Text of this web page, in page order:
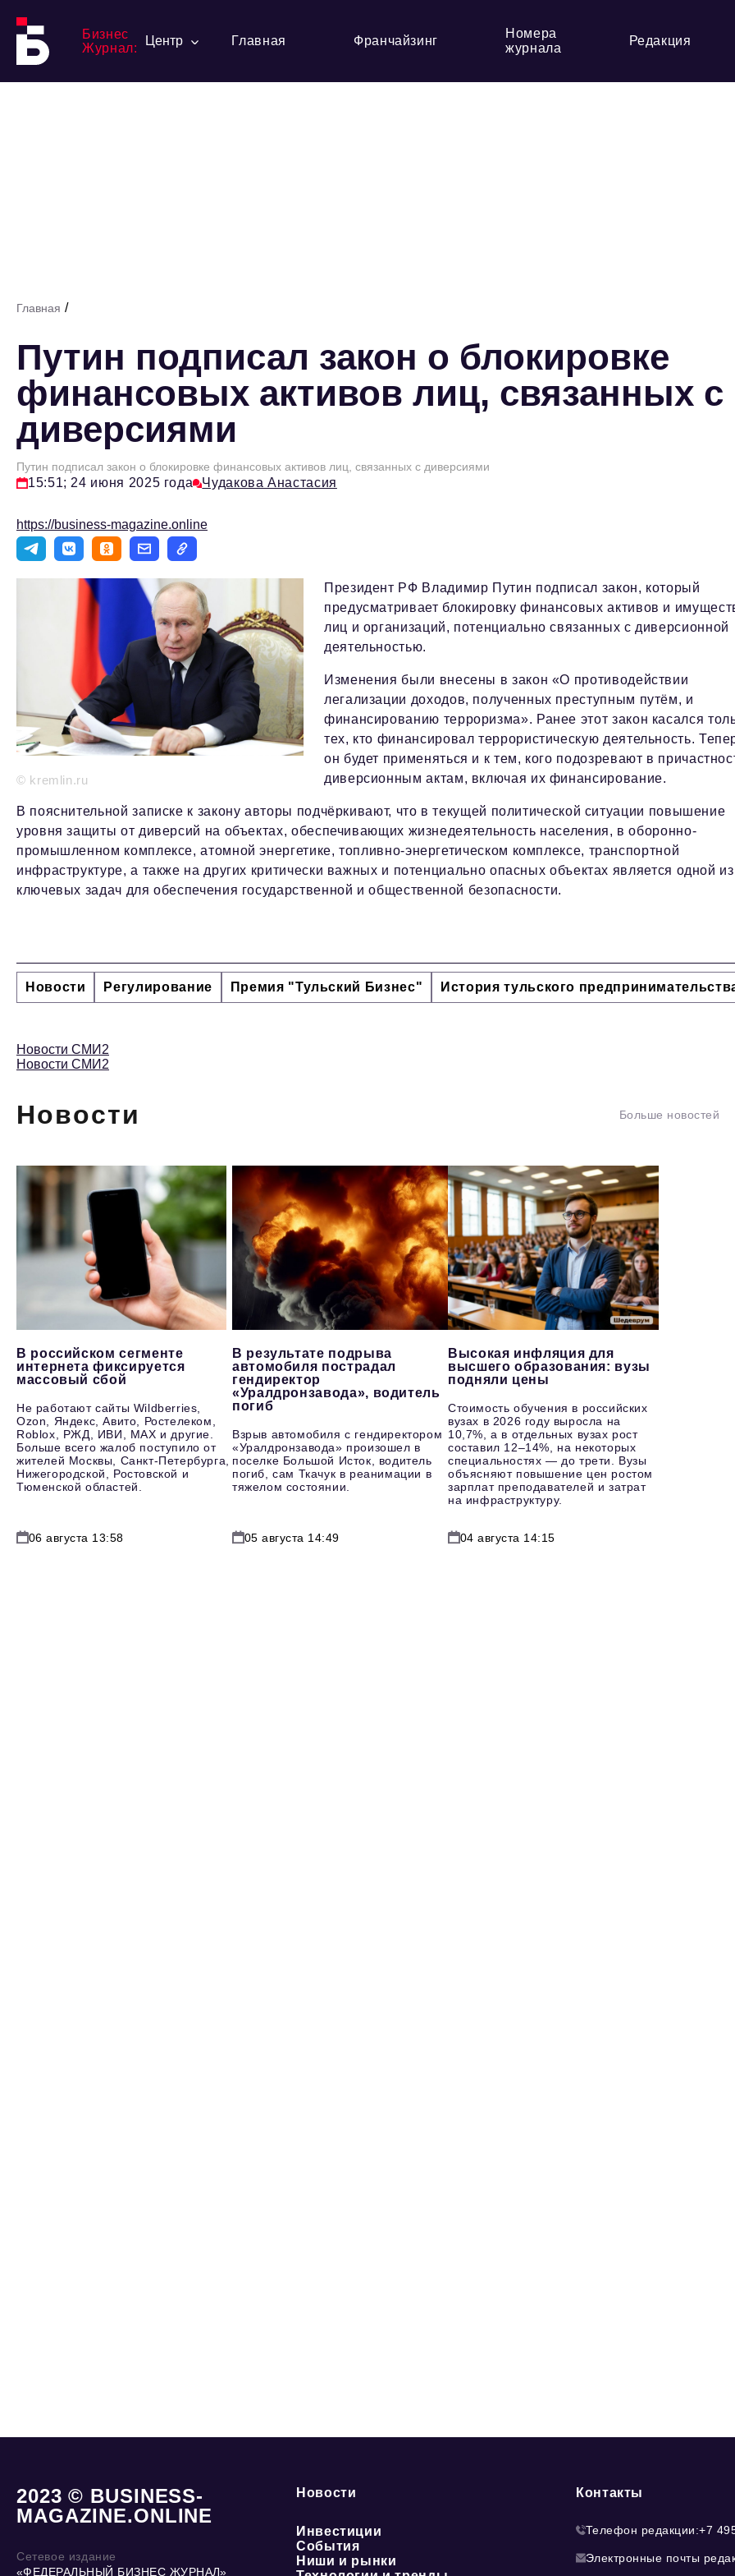
Бизнес
Журнал:
Центр Главная Франчайзинг
Номера
журнала
Редакция
Главная /
Путин подписал закон о блокировке
финансовых активов лиц, связанных с
диверсиями
Путин подписал закон о блокировке финансовых активов лиц, связанных с диверсиями
15:51; 24 июня 2025 года Чудакова Анастасия
https://business-magazine.online
© kremlin.ru
Президент РФ Владимир Путин подписал закон, который
предусматривает блокировку финансовых активов и
лиц и организаций, потенциально связанных с диверсионной
деятельностью.
Изменения были внесены в закон «О противодействии
легализации доходов, полученных преступным путём, и
финансированию терроризма». Ранее этот закон касался
тех, кто финансировал террористическую деятельность.
он будет применяться и к тем, кого подозревают в
диверсионным актам, включая их финансирование.
В пояснительной записке к закону авторы подчёркивают, что в текущей политической ситуации повышение
уровня защиты от диверсий на объектах, обеспечивающих жизнедеятельность населения, в оборонно-
промышленном комплексе, атомной энергетике, топливно-энергетическом комплексе, транспортной
инфраструктуре, а также на других критически важных и потенциально опасных объектах является одной из
ключевых задач для обеспечения государственной и общественной безопасности.
Новости Регулирование Премия "Тульский Бизнес" История тульского
Новости СМИ2
Новости СМИ2
Новости Больше новостей
В российском сегменте
интернета фиксируется
массовый сбой
Не работают сайты Wildberries,
Ozon, Яндекс, Авито, Ростелеком,
Roblox, РЖД, ИВИ, MAX и другие.
Больше всего жалоб поступило от
жителей Москвы, Санкт-Петербурга,
Нижегородской, Ростовской и
Тюменской областей.
06 августа 13:58
В результате подрыва
автомобиля пострадал
гендиректор
«Уралдронзавода», водитель
погиб
Взрыв автомобиля с гендиректором
«Уралдронзавода» произошел в
поселке Большой Исток, водитель
погиб, сам Ткачук в реанимации в
тяжелом состоянии.
05 августа 14:49
Высокая инфляция для
высшего образования: вузы
подняли цены
Стоимость обучения в российских
вузах в 2026 году выросла на
10,7%, а в отдельных вузах рост
составил 12–14%, на некоторых
специальностях — до трети. Вузы
объясняют повышение цен ростом
зарплат преподавателей и затрат
на инфраструктуру.
04 августа 14:15
2023 © BUSINESS-
MAGAZINE.ONLINE
Сетевое издание
«ФЕДЕРАЛЬНЫЙ БИЗНЕС ЖУРНАЛ»
Новости
Инвестиции
События
Ниши и рынки
Контакты
Телефон редакции:+7
Электронные почты